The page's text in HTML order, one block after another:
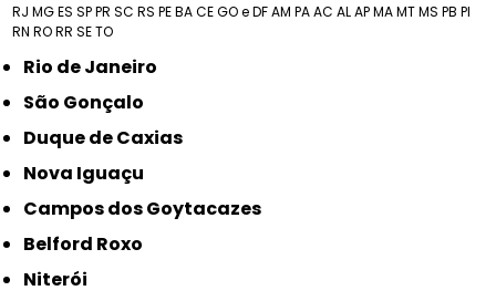
RJ MGES SPPR SC RS PEBACEGO e DFAM PAAC ALAPMAMTMS PB PI
RN RORR SETO
Rio de Janeiro
São Gonçalo
Duque de Caxias
Nova Iguaçu
Campos dos Goytacazes
Belford Roxo
Niterói